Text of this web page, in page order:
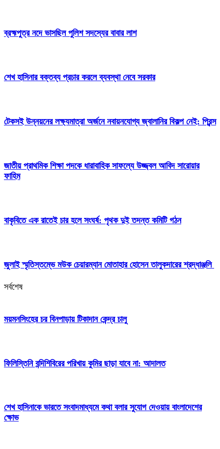
ব্রহ্মপুত্র নদে ভাসছিল পুলিশ সদস্যের বাবার লাশ
শেখ হাসিনার বক্তব্য প্রচার করলে ব্যবস্থা নেবে সরকার
টেকসই উন্নয়নের লক্ষ্যমাত্রা অর্জনে নবায়নযোগ্য জ্বালানির বিকল্প নেই: প্রিন্স
জাতীয় প্রাথমিক শিক্ষা পদকে ধারাবাহিক সাফল্যে উজ্জ্বল আবিদ সারোয়ার
ফাহিম
বাকৃবিতে এক রাতেই চার হলে সংঘর্ষ: পৃথক দুই তদন্ত কমিটি গঠন
জুলাই স্মৃতিস্তম্ভে মউক চেয়ারম্যান মোতাহার হোসেন তালুকদারের শ্রদ্ধাঞ্জলি
সর্বশেষ
ময়মনসিংহের চর বিনপাড়ায় টিকাদান কেন্দ্র চালু
ফিলিস্তিনি বন্দিশিবিরের পরিখায় কুমির ছাড়া যাবে না: আদালত
শেখ হাসিনাকে ভারতে সংবাদমাধ্যমে কথা বলার সুযোগ দেওয়ায় বাংলাদেশের
ক্ষোভ